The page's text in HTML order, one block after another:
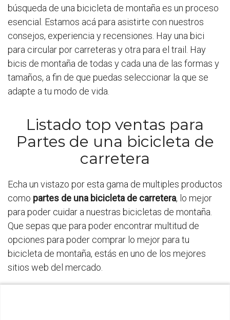
búsqueda de una bicicleta de montaña es un proceso
esencial. Estamos acá para asistirte con nuestros
consejos, experiencia y recensiones. Hay una bici
para circular por carreteras y otra para el trail. Hay
bicis de montaña de todas y cada una de las formas y
tamaños, a fin de que puedas seleccionar la que se
adapte a tu modo de vida.
Listado top ventas para
Partes de una bicicleta de
carretera
Echa un vistazo por esta gama de multiples productos
como partes de una bicicleta de carretera, lo mejor
para poder cuidar a nuestras bicicletas de montaña.
Que sepas que para poder encontrar multitud de
opciones para poder comprar lo mejor para tu
bicicleta de montaña, estás en uno de los mejores
sitios web del mercado.